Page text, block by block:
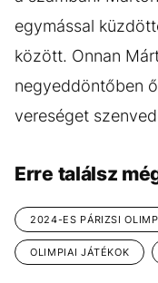
egymással
között. Onnan
negyeddöntőben
vereséget
Erre találsz
2024-ES PÁRIZSI
OLIMPIAI JÁTÉKOK